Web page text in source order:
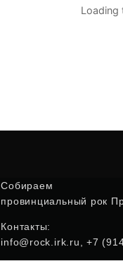
Собираем
провинциальный рок
Контакты:
info@rock.irk.ru, +7